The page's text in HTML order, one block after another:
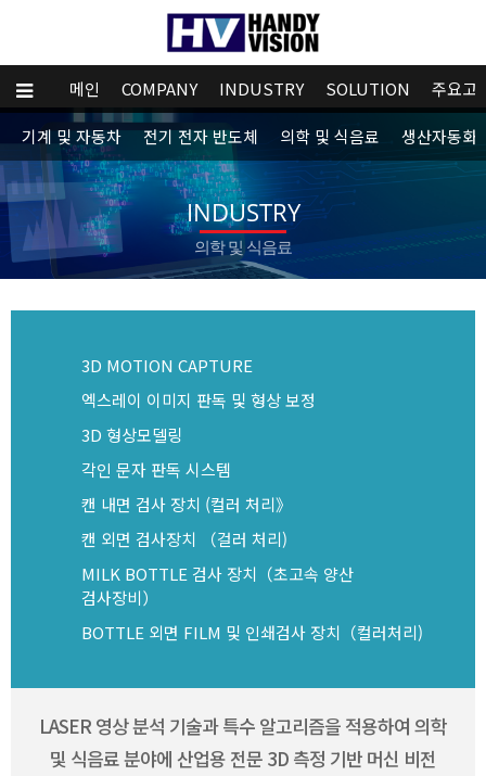
메인 COMPANY INDUSTRY SOLUTION 주요고
기계 및 자동차 전기 전자 반도체 의학 및 식음료 생산자동화
INDUSTRY
의학 및 식음료
3D MOTION CAPTURE
엑스레이 이미지 판독 및 형상 보정
3D 형상모델링
각인 문자 판독 시스템
캔 내면 검사 장치 (컬러 처리》
캔 외면 검사장치 （걸러 처리)
MILK BOTTLE 검사 장치（초고속 양산
검사장비）
BOTTLE 외면 FILM 및 인쇄검사 장치（컬러처리)
LASER 영상 분석 기술과 특수 알고리즘을 적용하여 의학
및 식음료 분야에 산업용 전문 3D 측정 기반 머신 비전